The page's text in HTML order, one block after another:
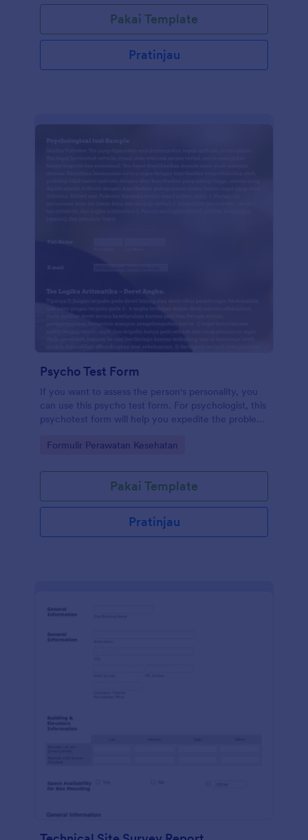
Pakai Template
Pratinjau
Psycho Test Form
If you want to assess the person's personality, you
can use this psycho test form. For psychologist, this
psychotest form will help you expedite the problem
of a person’s psychological or mental health
has already built-in questions that are essential to
get all the information and measure the individual's
performance. This psycho test sample form is in the
Indonesian language.
Go to Category:
Formulir Perawatan Kesehatan
Pakai Template
Pratinjau